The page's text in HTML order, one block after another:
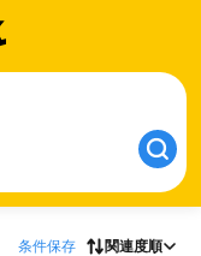
条件保存 関連度順